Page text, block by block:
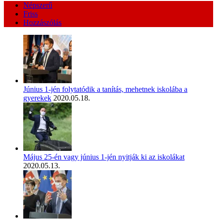
Népszerű
Friss
Hozzászólás
Június 1-jén folytatódik a tanítás, mehetnek iskolába a
gyerekek 2020.05.18.
Május 25-én vagy június 1-jén nyitják ki az iskolákat
2020.05.13.